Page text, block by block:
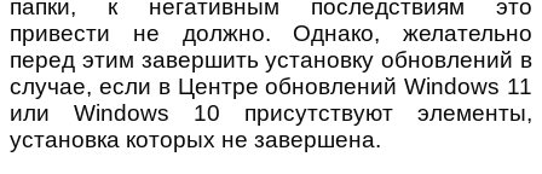
папки, к негативным последствиям это
привести не должно. Однако, желательно
перед этим завершить установку обновлений в
случае, если в Центре обновлений Windows 11
или Windows 10 присутствуют элементы,
установка которых не завершена.